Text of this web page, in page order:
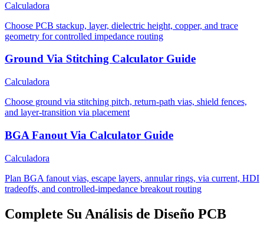
Calculadora
Choose PCB stackup, layer, dielectric height, copper, and trace
geometry for controlled impedance routing
Ground Via Stitching Calculator Guide
Calculadora
Choose ground via stitching pitch, return-path vias, shield fences,
and layer-transition via placement
BGA Fanout Via Calculator Guide
Calculadora
Plan BGA fanout vias, escape layers, annular rings, via current, HDI
tradeoffs, and controlled-impedance breakout routing
Complete Su Análisis de Diseño PCB